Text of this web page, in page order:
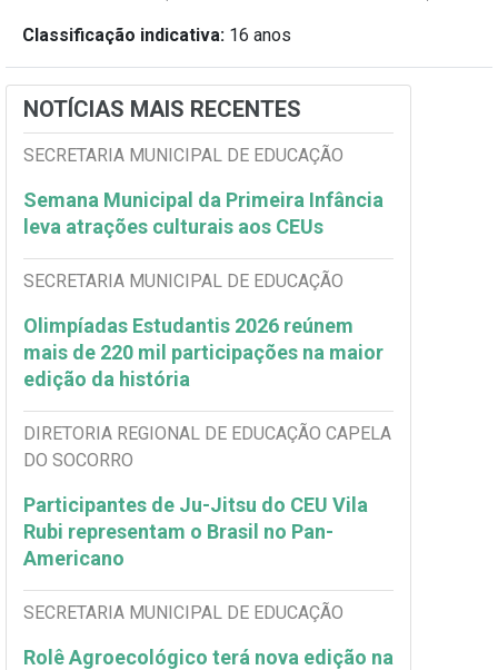
Classificação indicativa: 16 anos
NOTÍCIAS MAIS RECENTES
SECRETARIA MUNICIPAL DE EDUCAÇÃO
Semana Municipal da Primeira Infância
leva atrações culturais aos CEUs
SECRETARIA MUNICIPAL DE EDUCAÇÃO
Olimpíadas Estudantis 2026 reúnem
mais de 220 mil participações na maior
edição da história
DIRETORIA REGIONAL DE EDUCAÇÃO CAPELA
DO SOCORRO
Participantes de Ju-Jitsu do CEU Vila
Rubi representam o Brasil no Pan-
Americano
SECRETARIA MUNICIPAL DE EDUCAÇÃO
Rolê Agroecológico terá nova edição na